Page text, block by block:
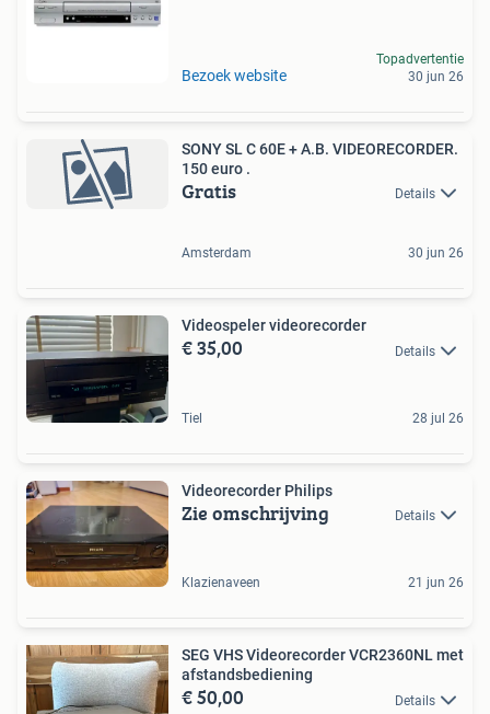
Bezoek website
Topadvertentie
30 jun 26
SONY SL C 60E + A.B. VIDEORECORDER.
150 euro .
Gratis Details
Amsterdam 30 jun 26
Videospeler videorecorder
€ 35,00 Details
Tiel 28 jul 26
Videorecorder Philips
Zie omschrijving Details
Klazienaveen 21 jun 26
SEG VHS Videorecorder VCR2360NL met
afstandsbediening
€ 50,00 Details